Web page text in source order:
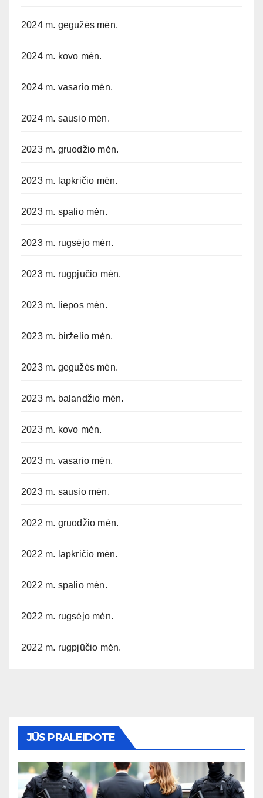
2024 m. gegužės mėn.
2024 m. kovo mėn.
2024 m. vasario mėn.
2024 m. sausio mėn.
2023 m. gruodžio mėn.
2023 m. lapkričio mėn.
2023 m. spalio mėn.
2023 m. rugsėjo mėn.
2023 m. rugpjūčio mėn.
2023 m. liepos mėn.
2023 m. birželio mėn.
2023 m. gegužės mėn.
2023 m. balandžio mėn.
2023 m. kovo mėn.
2023 m. vasario mėn.
2023 m. sausio mėn.
2022 m. gruodžio mėn.
2022 m. lapkričio mėn.
2022 m. spalio mėn.
2022 m. rugsėjo mėn.
2022 m. rugpjūčio mėn.
JŪS PRALEIDOTE